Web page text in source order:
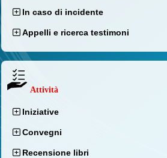
In caso di incidente
Appelli e ricerca testimoni
Attività
Iniziative
Convegni
Recensione libri